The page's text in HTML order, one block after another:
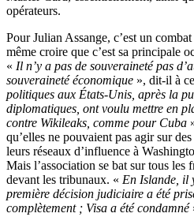
opérateurs.
Pour Julian Assange, c’est un
même croire que c’est sa principale
« Il n’y a pas de souveraineté pas
souveraineté économique », dit-il à
politiques aux États-Unis, après la
diplomatiques, ont voulu mettre en
contre Wikileaks, comme pour Cuba
qu’elles ne pouvaient pas agir sur
leurs réseaux d’influence à
Mais l’association se bat sur tous les
devant les tribunaux. « En Islande, il
première décision judiciaire a été
complètement ; Visa a été condamné